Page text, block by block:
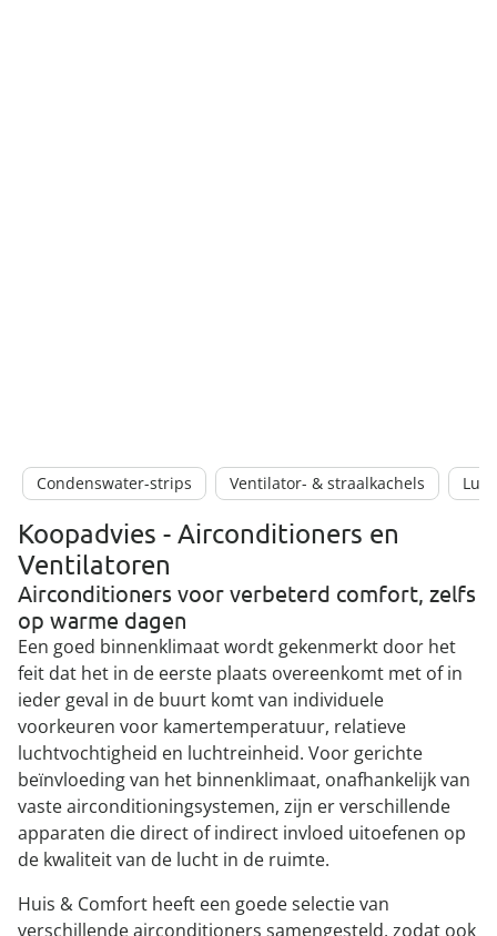
Condenswater-strips Ventilator- & straalkachels
Koopadvies - Airconditioners en
Ventilatoren
Airconditioners voor verbeterd comfort, zelfs
op warme dagen
Een goed binnenklimaat wordt gekenmerkt door het
feit dat het in de eerste plaats overeenkomt met of in
ieder geval in de buurt komt van individuele
voorkeuren voor kamertemperatuur, relatieve
luchtvochtigheid en luchtreinheid. Voor gerichte
beïnvloeding van het binnenklimaat, onafhankelijk van
vaste airconditioningsystemen, zijn er verschillende
apparaten die direct of indirect invloed uitoefenen op
de kwaliteit van de lucht in de ruimte.
Huis & Comfort heeft een goede selectie van
verschillende airconditioners samengesteld, zodat ook